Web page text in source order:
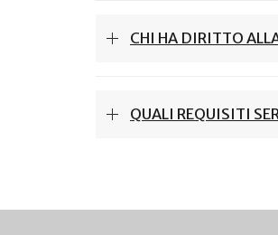
CHI HA DIRITTO
QUALI REQUISITI